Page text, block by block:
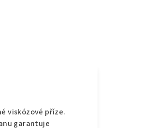
viskózové příze.
garantuje